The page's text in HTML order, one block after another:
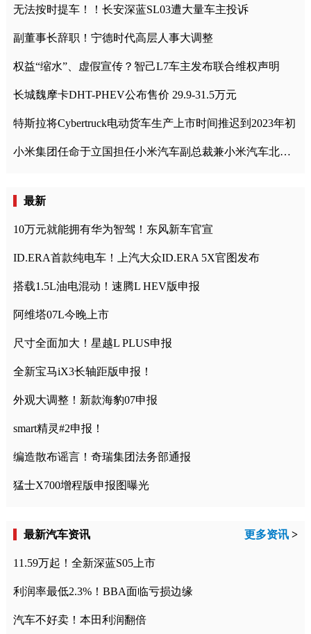
无法按时提车！！长安深蓝SL03遭大量车主投诉
副董事长辞职！宁德时代高层人事大调整
权益“缩水”、虚假宣传？智己L7车主发布联合维权声明
长城魏摩卡DHT-PHEV公布售价 29.9-31.5万元
特斯拉将Cybertruck电动货车生产上市时间推迟到2023年初
小米集团任命于立国担任小米汽车副总裁兼小米汽车北京总部政委
最新
10万元就能拥有华为智驾！东风新车官宣
ID.ERA首款纯电车！上汽大众ID.ERA 5X官图发布
搭载1.5L油电混动！速腾L HEV版申报
阿维塔07L今晚上市
尺寸全面加大！星越L PLUS申报
全新宝马iX3长轴距版申报！
外观大调整！新款海豹07申报
smart精灵#2申报！
编造散布谣言！奇瑞集团法务部通报
猛士X700增程版申报图曝光
最新汽车资讯 更多资讯 >
11.59万起！全新深蓝S05上市
利润率最低2.3%！BBA面临亏损边缘
汽车不好卖！本田利润翻倍